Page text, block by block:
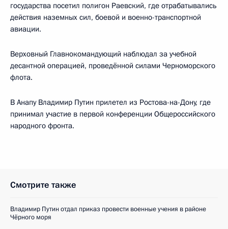
государства посетил полигон Раевский, где отрабатывались
действия наземных сил, боевой и военно-транспортной
авиации.
Верховный Главнокомандующий наблюдал за учебной
десантной операцией, проведённой силами Черноморского
флота.
В Анапу Владимир Путин прилетел из Ростова-на-Дону, где
принимал участие в первой конференции Общероссийского
народного фронта.
Смотрите также
Владимир Путин отдал приказ провести военные учения в районе
Чёрного моря